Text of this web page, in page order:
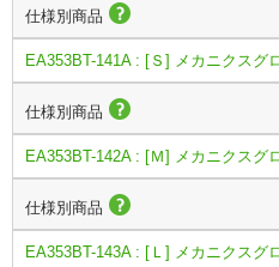
仕様別商品
EA353BT-141A : [Ｓ] メカニクスグ
仕様別商品
EA353BT-142A : [Ｍ] メカニクスグ
仕様別商品
EA353BT-143A : [Ｌ] メカニクスグ